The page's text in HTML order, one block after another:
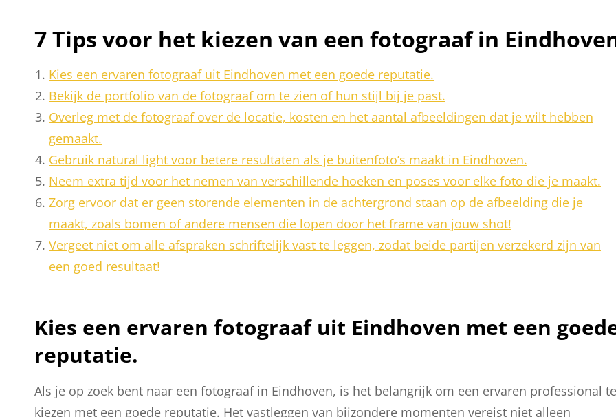
7 Tips voor het kiezen van een fotograaf in
Kies een ervaren fotograaf uit Eindhoven met een goede reputatie.
Bekijk de portfolio van de fotograaf om te zien of hun stijl bij je past.
Overleg met de fotograaf over de locatie, kosten en het aantal afbeeldingen dat je wilt hebben
gemaakt.
Gebruik natural light voor betere resultaten als je buitenfoto’s maakt in Eindhoven.
Neem extra tijd voor het nemen van verschillende hoeken en poses voor elke foto die je maakt.
Zorg ervoor dat er geen storende elementen in de achtergrond staan op de afbeelding die je
maakt, zoals bomen of andere mensen die lopen door het frame van jouw shot!
Vergeet niet om alle afspraken schriftelijk vast te leggen, zodat beide partijen verzekerd zijn van
een goed resultaat!
Kies een ervaren fotograaf uit Eindhoven met een
reputatie.
Als je op zoek bent naar een fotograaf in Eindhoven, is het belangrijk om een ervaren professional te
kiezen met een goede reputatie. Het vastleggen van bijzondere momenten vereist niet alleen